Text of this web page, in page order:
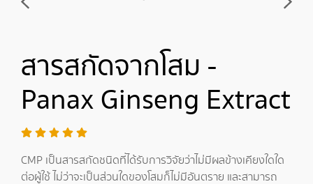
สารสกัดจากโสม -
Panax Ginseng Extract
CMP เป็นสารสกัดชนิดที่ได้รับการวิจัยว่าไม่มีผลข้างเคียงใดใด
ต่อผู้ใช้ ไม่ว่าจะเป็นส่วนใดของโสมก็ไม่มีอันตราย และสามารถ